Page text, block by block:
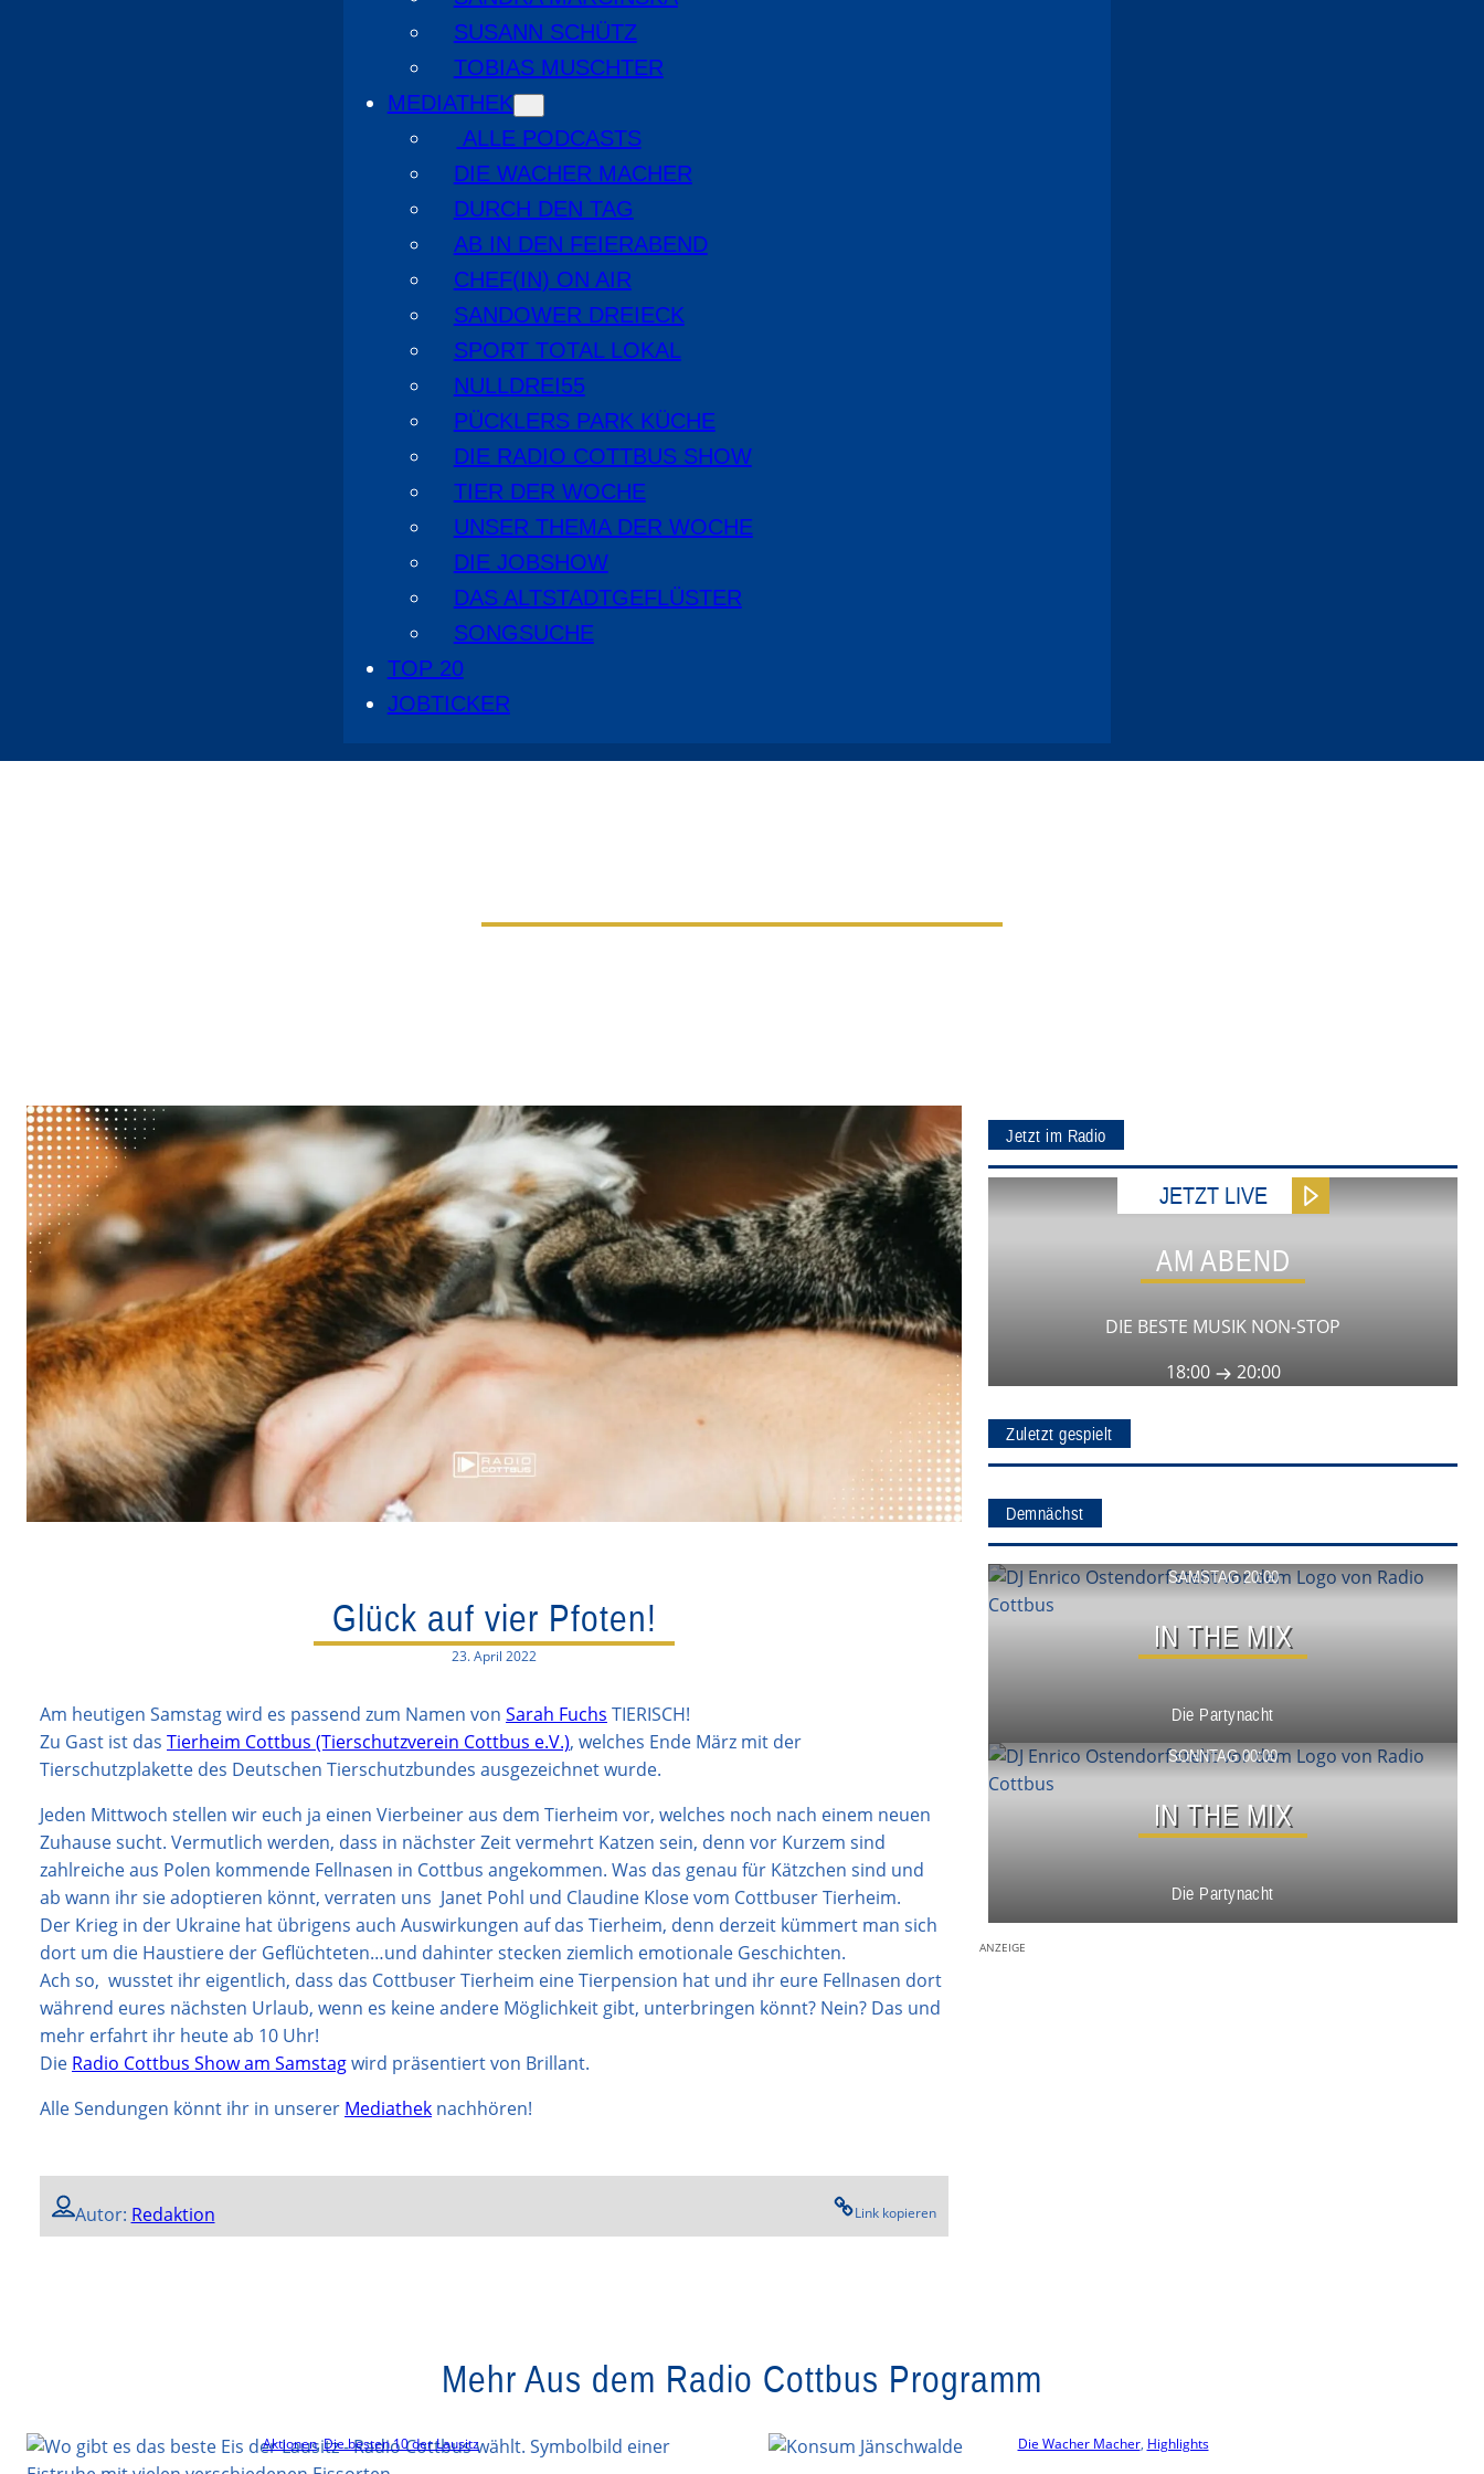
SUSANN SCHÜTZ
TOBIAS MUSCHTER
MEDIATHEK
ALLE PODCASTS
DIE WACHER MACHER
DURCH DEN TAG
AB IN DEN FEIERABEND
CHEF(IN) ON AIR
SANDOWER DREIECK
SPORT TOTAL LOKAL
NULLDREI55
PÜCKLERS PARK KÜCHE
DIE RADIO COTTBUS SHOW
TIER DER WOCHE
UNSER THEMA DER WOCHE
DIE JOBSHOW
DAS ALTSTADTGEFLÜSTER
SONGSUCHE
TOP 20
JOBTICKER
Glück auf vier Pfoten!
23. April 2022
Am heutigen Samstag wird es passend zum Namen von Sarah Fuchs TIERISCH!
Zu Gast ist das Tierheim Cottbus (Tierschutzverein Cottbus e.V.), welches Ende März mit der
Tierschutzplakette des Deutschen Tierschutzbundes ausgezeichnet wurde.
Jeden Mittwoch stellen wir euch ja einen Vierbeiner aus dem Tierheim vor, welches noch nach einem neuen
Zuhause sucht. Vermutlich werden, dass in nächster Zeit vermehrt Katzen sein, denn vor Kurzem sind
zahlreiche aus Polen kommende Fellnasen in Cottbus angekommen. Was das genau für Kätzchen sind und
ab wann ihr sie adoptieren könnt, verraten uns Janet Pohl und Claudine Klose vom Cottbuser Tierheim.
Der Krieg in der Ukraine hat übrigens auch Auswirkungen auf das Tierheim, denn derzeit kümmert man sich
dort um die Haustiere der Geflüchteten…und dahinter stecken ziemlich emotionale Geschichten.
Ach so, wusstet ihr eigentlich, dass das Cottbuser Tierheim eine Tierpension hat und ihr eure Fellnasen dort
während eures nächsten Urlaub, wenn es keine andere Möglichkeit gibt, unterbringen könnt? Nein? Das und
mehr erfahrt ihr heute ab 10 Uhr!
Die Radio Cottbus Show am Samstagwird präsentiert von Brillant.
Alle Sendungen könnt ihr in unserer Mediathek nachhören!
Autor: Redaktion Link kopieren
Jetzt im Radio
JETZT LIVE
AM ABEND
DIE BESTE MUSIK NON-STOP
18:00
20:00
Zuletzt gespielt
Demnächst
SAMSTAG 20:00
IN THE MIX
Die Partynacht
Show ansehen
SONNTAG 00:00
IN THE MIX
Die Partynacht
Show ansehen
Mehr Aus dem Radio Cottbus Programm
Aktionen, Die besten 10 der Lausitz Die Wacher Macher, Highlights